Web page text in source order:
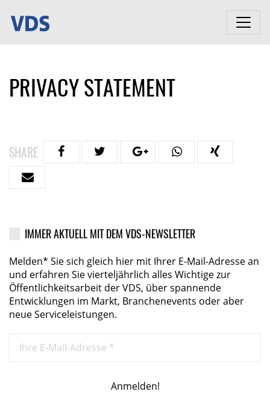
PRIVACY STATEMENT
SHARE
IMMER AKTUELL MIT DEM VDS-NEWSLETTER
Melden* Sie sich gleich hier mit Ihrer E-Mail-Adresse an
und erfahren Sie vierteljährlich alles Wichtige zur
Öffentlichkeitsarbeit der VDS, über spannende
Entwicklungen im Markt, Branchenevents oder aber
neue Serviceleistungen.